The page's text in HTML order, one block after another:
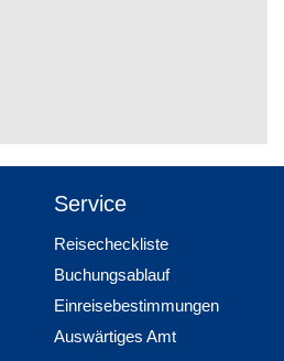
Service
Reisecheckliste
Buchungsablauf
Einreisebestimmungen
Auswärtiges Amt